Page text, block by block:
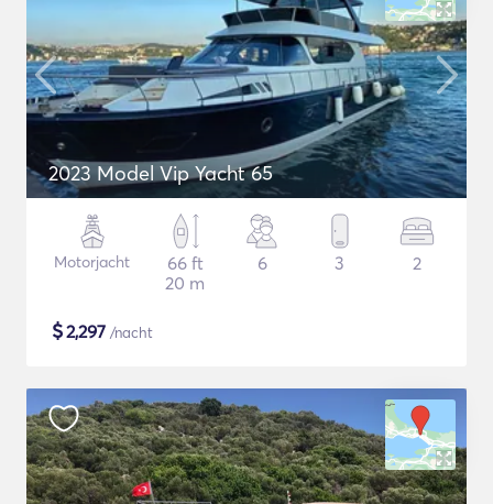
2023 Model Vip Yacht 65
Motorjacht
66 ft
20 m
6 3 2
$2,297 /nacht